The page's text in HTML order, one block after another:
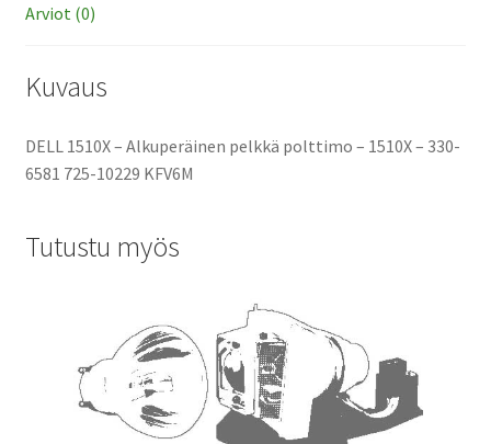
Arviot (0)
Kuvaus
DELL 1510X – Alkuperäinen pelkkä polttimo – 1510X – 330-
6581 725-10229 KFV6M
Tutustu myös